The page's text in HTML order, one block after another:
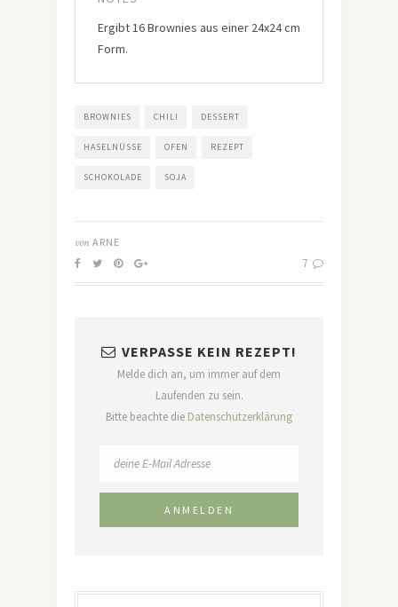
Ergibt 16 Brownies aus einer 24x24 cm
Form.
BROWNIES CHILI DESSERT
HASELNÜSSE OFEN REZEPT
SCHOKOLADE SOJA
von ARNE
7
VERPASSE KEIN REZEPT!
Melde dich an, um immer auf dem
Laufenden zu sein.
Bitte beachte die Datenschutzerklärung